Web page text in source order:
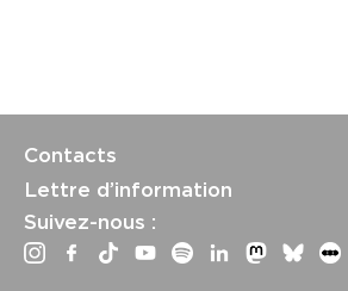
Contacts
Lettre d’information
Suivez-nous :